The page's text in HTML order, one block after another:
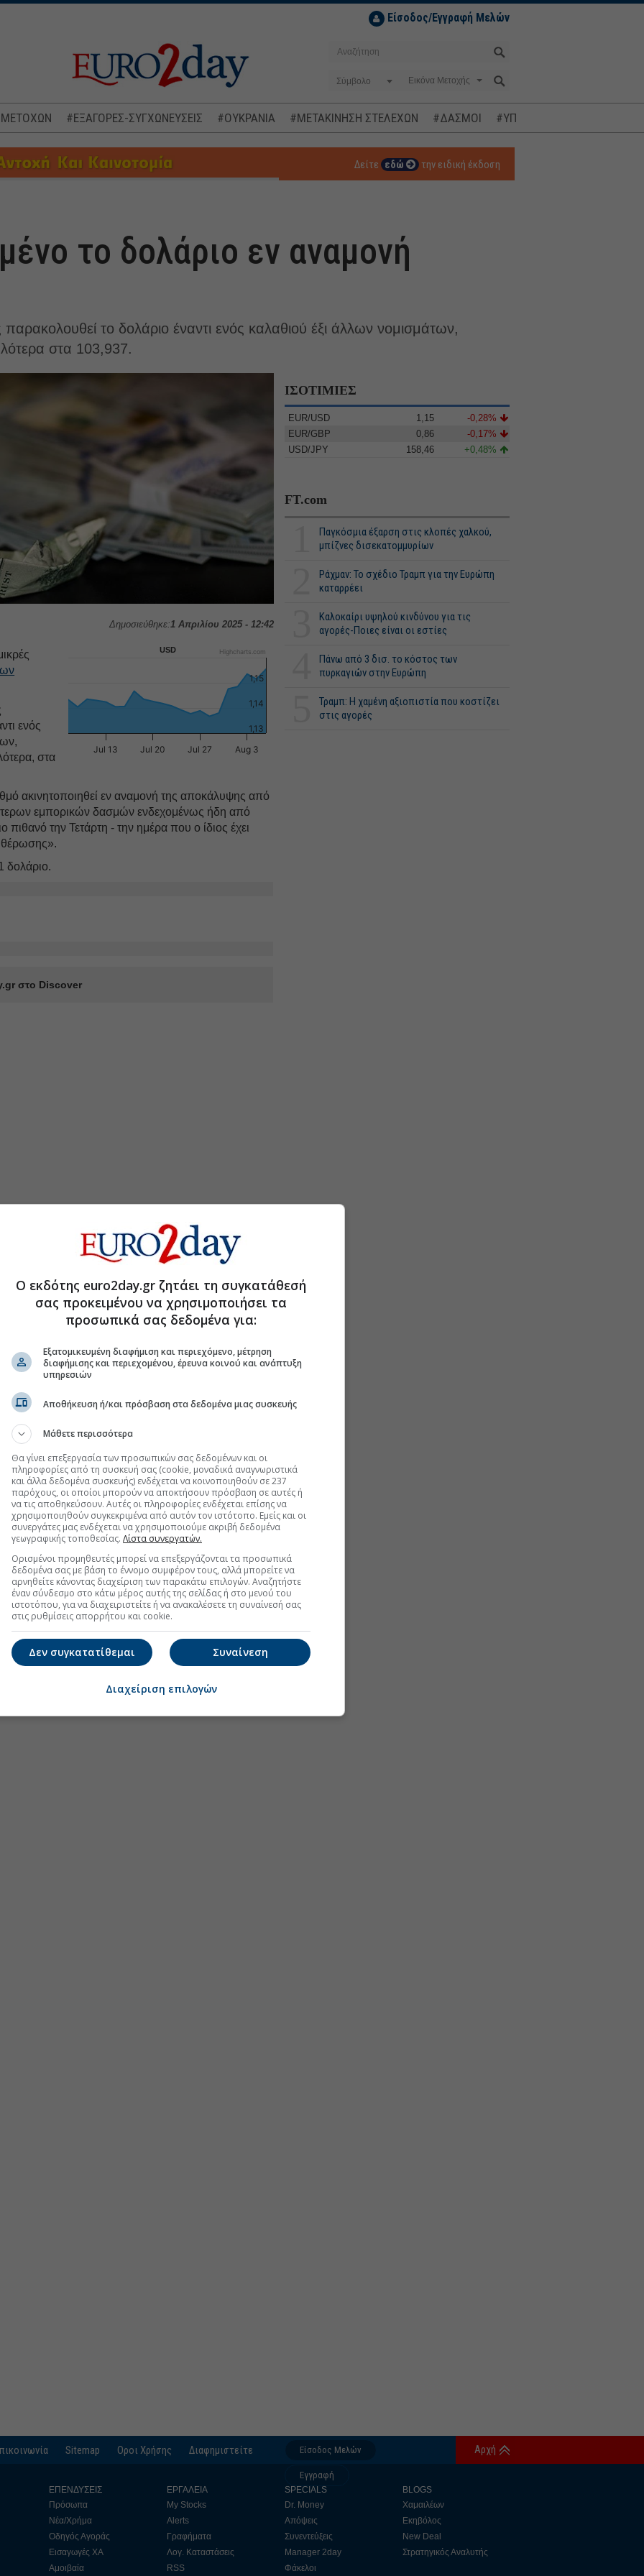
Είσοδος/Εγγραφή Μελών
Σύμβολο
ΜΕΤΟΧΩΝ #ΕΞΑΓΟΡΕΣ-ΣΥΓΧΩΝΕΥΣΕΙΣ #ΟΥΚΡΑΝΙΑ #ΜΕΤΑΚΙΝΗΣΗ ΣΤΕΛΕΧΩΝ #ΔΑΣΜΟΙ #ΥΠΟΚΛΟΠΕΣ
Δείτε εδώ την ειδική έκδοση
το δολάριο εν αναμονή
το δολάριο έναντι ενός καλαθιού έξι άλλων νομισμάτων,
στα 103,937.
Δημοσιεύθηκε:1 Απριλίου 2025 - 12:42
USD
Jul 13 Jul 20 Jul 27 Aug 3
1,13
1,14
1,15
Highcharts.com
ενός
στα
ακινητοποιηθεί εν αναμονή της αποκάλυψης από
εμπορικών δασμών ενδεχομένως ήδη από
την Τετάρτη - την ημέρα που ο ίδιος έχει
δολάριο.
στο Discover
(11:47 31/03/2025)
πληθωρισμό
αγορά συναλλάγματος
και γεν (13:58 25/03/2025)
δολάριο (12:35 24/03/2025)
για τρίτη ημέρα
1,086 η ισοτιμία (11:32 20/03/2025)
ΙΣΟΤΙΜΙΕΣ
EUR/USD 1,15
-0,28%
EUR/GBP
0,86
-0,17%
USD/JPY
158,46 +0,48%
FT.com
Παγκόσμια έξαρση στις κλοπές χαλκού,
μπίζνες δισεκατομμυρίων
Ράχμαν: Το σχέδιο Τραμπ για την Ευρώπη
καταρρέει
Καλοκαίρι υψηλού κινδύνου για τις
αγορές-Ποιες είναι οι εστίες
Πάνω από 3 δισ. το κόστος των
πυρκαγιών στην Ευρώπη
Τραμπ: Η χαμένη αξιοπιστία που κοστίζει
στις αγορές
Sitemap Οροι Χρήσης Διαφημιστείτε Είσοδος Μελών
Εγγραφή
Αρχή
ΕΠΕΝΔΥΣΕΙΣ
Πρόσωπα
Νέα/Χρήμα
Οδηγός Αγοράς
Εισαγωγές ΧΑ
Αμοιβαία
ΕΡΓΑΛΕΙΑ
My Stocks
Alerts
Γραφήματα
Λογ. Καταστάσεις
RSS
SPECIALS
Dr. Money
Απόψεις
Συνεντεύξεις
Manager 2day
Φάκελοι
BLOGS
Χαμαιλέων
Εκηβόλος
New Deal
Στρατηγικός Αναλυτής
Ο εκδότης euro2day.gr ζητάει τη συγκατάθεσή
σας προκειμένου να χρησιμοποιήσει τα
προσωπικά σας δεδομένα για:
Εξατομικευμένη διαφήμιση και περιεχόμενο, μέτρηση
διαφήμισης και περιεχομένου, έρευνα κοινού και ανάπτυξη
υπηρεσιών
Αποθήκευση ή/και πρόσβαση στα δεδομένα μιας συσκευής
Μάθετε περισσότερα
Θα γίνει επεξεργασία των προσωπικών σας δεδομένων και οι
πληροφορίες από τη συσκευή σας (cookie, μοναδικά αναγνωριστικά
και άλλα δεδομένα συσκευής) ενδέχεται να κοινοποιηθούν σε 237
παρόχους, οι οποίοι μπορούν να αποκτήσουν πρόσβαση σε αυτές ή
να τις αποθηκεύσουν. Αυτές οι πληροφορίες ενδέχεται επίσης να
χρησιμοποιηθούν συγκεκριμένα από αυτόν τον ιστότοπο. Εμείς και οι
συνεργάτες μας ενδέχεται να χρησιμοποιούμε ακριβή δεδομένα
γεωγραφικής τοποθεσίας. Λίστα συνεργατών.
Ορισμένοι προμηθευτές μπορεί να επεξεργάζονται τα προσωπικά
δεδομένα σας με βάση το έννομο συμφέρον τους, αλλά μπορείτε να
αρνηθείτε κάνοντας διαχείριση των παρακάτω επιλογών. Αναζητήστε
έναν σύνδεσμο στο κάτω μέρος αυτής της σελίδας ή στο μενού του
ιστοτόπου, για να διαχειριστείτε ή να ανακαλέσετε τη συναίνεσή σας
στις ρυθμίσεις απορρήτου και cookie.
Συναίνεση
Δεν συγκατατίθεμαι
Διαχείριση επιλογών